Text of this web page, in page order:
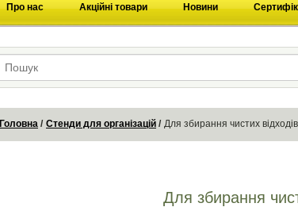
Про нас Акційні товари Новини
Головна Стенди для організацій Для збирання чистих
Для збирання